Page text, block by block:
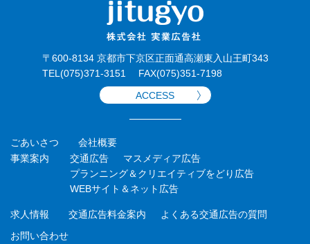
〒600-8134 京都市下京区正面通高瀬東入山王町343
TEL(075)371-3151
FAX(075)351-7198
ACCESS
ごあいさつ
会社概要
事業案内
交通広告
マスメディア広告
プランニング＆クリエイティブをどり広告
WEBサイト＆ネット広告
求人情報 交通広告料金案内
よくある交通広告の質問
お問い合わせ